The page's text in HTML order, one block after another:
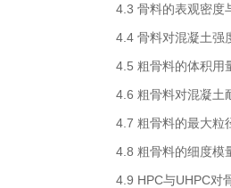
4.3 骨料的表观密度
4.4 骨料对混凝土强
4.5 粗骨料的体积用
4.6 粗骨料对混凝土
4.7 粗骨料的最大粒
4.8 粗骨料的细度模
4.9 HPC与UHPC对